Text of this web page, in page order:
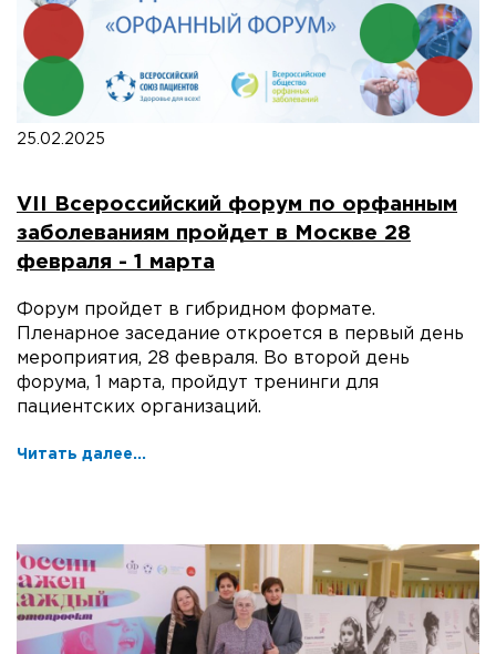
25.02.2025
VII Всероссийский форум по орфанным
заболеваниям пройдет в Москве 28
февраля - 1 марта
Форум пройдет в гибридном формате.
Пленарное заседание откроется в первый день
мероприятия, 28 февраля. Во второй день
форума, 1 марта, пройдут тренинги для
пациентских организаций.
Читать далее...